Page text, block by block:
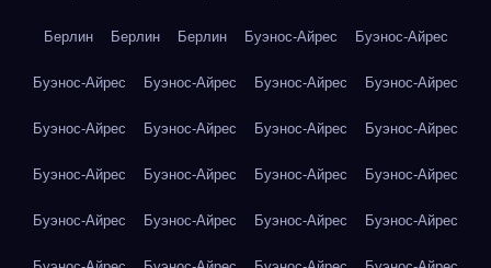
Берлин Берлин Берлин Буэнос-Айрес Буэнос-Айрес
Буэнос-Айрес Буэнос-Айрес Буэнос-Айрес Буэнос-Айрес
Буэнос-Айрес Буэнос-Айрес Буэнос-Айрес Буэнос-Айрес
Буэнос-Айрес Буэнос-Айрес Буэнос-Айрес Буэнос-Айрес
Буэнос-Айрес Буэнос-Айрес Буэнос-Айрес Буэнос-Айрес